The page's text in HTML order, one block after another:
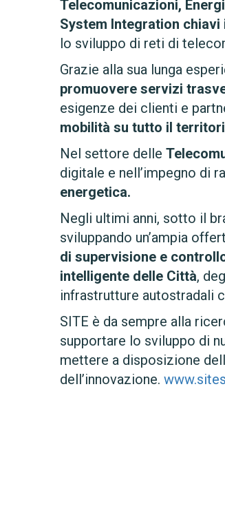
Telecomunicazioni,
System Integration chiavi
lo sviluppo di reti di
Grazie alla sua lunga
promuovere servizi
esigenze dei clienti e
mobilità su tutto il
Nel settore delle
digitale e nell’impegno di
energetica.
Negli ultimi anni, sotto il
sviluppando un’ampia
di supervisione e
intelligente delle Città,
infrastrutture autostradali
SITE è da sempre alla
supportare lo sviluppo di
mettere a disposizione
dell’innovazione.